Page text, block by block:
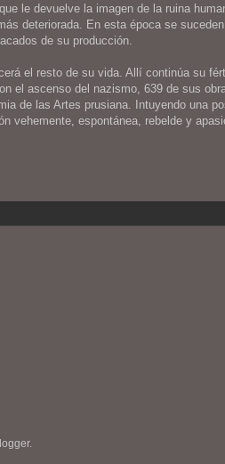
le devuelve la imagen de la ruina
deteriorada. En esta época se
de su producción.
el resto de su vida. Allí continúa su
el ascenso del nazismo, 639 de sus
de las Artes prusiana. Intuyendo una
vehemente, espontánea, rebelde y
.